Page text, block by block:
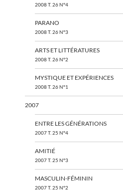
2008 T. 26 N°4
PARANO
2008 T. 26 N°3
ARTS ET LITTÉRATURES
2008 T. 26 N°2
MYSTIQUE ET EXPÉRIENCES
2008 T. 26 N°1
2007
ENTRE LES GÉNÉRATIONS
2007 T. 25 N°4
AMITIÉ
2007 T. 25 N°3
MASCULIN-FÉMININ
2007 T. 25 N°2